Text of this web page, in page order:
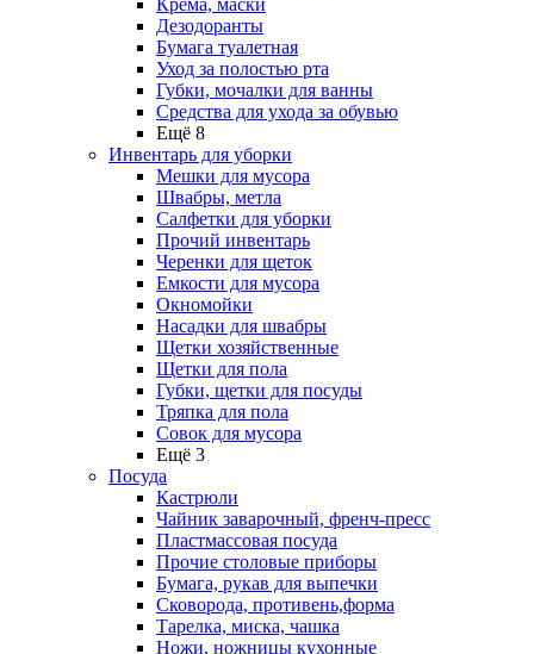
Крема, маски
Дезодоранты
Бумага туалетная
Уход за полостью рта
Губки, мочалки для ванны
Средства для ухода за обувью
Ещё 8
Инвентарь для уборки
Мешки для мусора
Швабры, метла
Салфетки для уборки
Прочий инвентарь
Черенки для щеток
Емкости для мусора
Окномойки
Насадки для швабры
Щетки хозяйственные
Щетки для пола
Губки, щетки для посуды
Тряпка для пола
Совок для мусора
Ещё 3
Посуда
Кастрюли
Чайник заварочный, френч-пресс
Пластмассовая посуда
Прочие столовые приборы
Бумага, рукав для выпечки
Сковорода, противень,форма
Тарелка, миска, чашка
Ножи, ножницы кухонные